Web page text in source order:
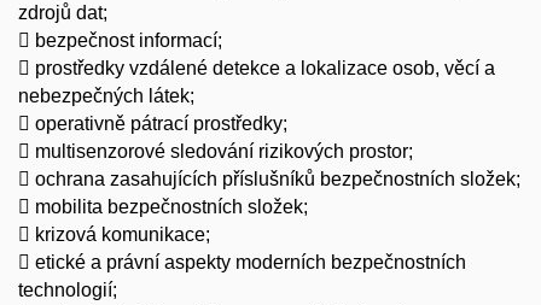
zdrojů dat;
 bezpečnost informací;
 prostředky vzdálené detekce a lokalizace osob, věcí a
nebezpečných látek;
 operativně pátrací prostředky;
 multisenzorové sledování rizikových prostor;
 ochrana zasahujících příslušníků bezpečnostních složek;
 mobilita bezpečnostních složek;
 krizová komunikace;
 etické a právní aspekty moderních bezpečnostních
technologií;